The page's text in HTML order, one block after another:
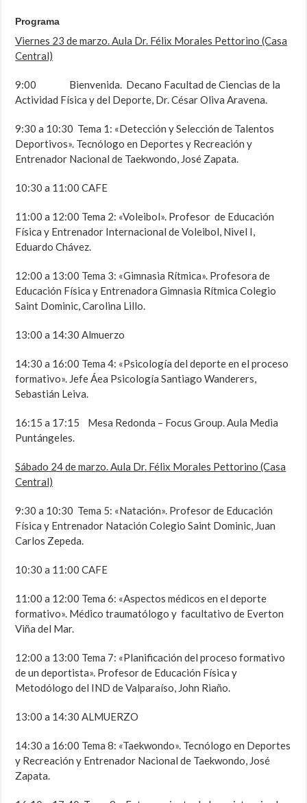
Programa
Viernes 23 de marzo. Aula Dr. Félix Morales Pettorino (Casa
Central)
9:00 Bienvenida. Decano Facultad de Ciencias de la
Actividad Física y del Deporte, Dr. César Oliva Aravena.
9:30 a 10:30 Tema 1: «Detección y Selección de Talentos
Deportivos». Tecnólogo en Deportes y Recreación y
Entrenador Nacional de Taekwondo, José Zapata.
10:30 a 11:00 CAFE
11:00 a 12:00 Tema 2: «Voleibol». Profesor de Educación
Física y Entrenador Internacional de Voleibol, Nivel I,
Eduardo Chávez.
12:00 a 13:00 Tema 3: «Gimnasia Rítmica». Profesora de
Educación Física y Entrenadora Gimnasia Rítmica Colegio
Saint Dominic, Carolina Lillo.
13:00 a 14:30 Almuerzo
14:30 a 16:00 Tema 4: «Psicología del deporte en el proceso
formativo». Jefe Áea Psicología Santiago Wanderers,
Sebastián Leiva.
16:15 a 17:15 Mesa Redonda – Focus Group. Aula Media
Puntángeles.
Sábado 24 de marzo. Aula Dr. Félix Morales Pettorino (Casa
Central)
9:30 a 10:30 Tema 5: «Natación». Profesor de Educación
Física y Entrenador Natación Colegio Saint Dominic, Juan
Carlos Zepeda.
10:30 a 11:00 CAFE
11:00 a 12:00 Tema 6: «Aspectos médicos en el deporte
formativo». Médico traumatólogo y facultativo de Everton
Viña del Mar.
12:00 a 13:00 Tema 7: «Planificación del proceso formativo
de un deportista». Profesor de Educación Física y
Metodólogo del IND de Valparaíso, John Riaño.
13:00 a 14:30 ALMUERZO
14:30 a 16:00 Tema 8: «Taekwondo». Tecnólogo en Deportes
y Recreación y Entrenador Nacional de Taekwondo, José
Zapata.